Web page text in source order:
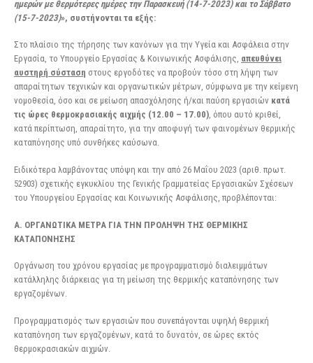
ημερών με θερμότερες ημέρες την Παρασκευή (14-7-2023) και το Σάββατο
(15-7-2023)», συστήνονται τα εξής:
Στο πλαίσιο της τήρησης των κανόνων για την Υγεία και Ασφάλεια στην
Εργασία, το Υπουργείο Εργασίας & Κοινωνικής Ασφάλισης, απευθύνει
αυστηρή σύσταση στους εργοδότες να προβούν τόσο στη λήψη των
απαραίτητων τεχνικών και οργανωτικών μέτρων, σύμφωνα με την κείμενη
νομοθεσία, όσο και σε μείωση απασχόλησης ή/και παύση εργασιών κατά
τις ώρες θερμοκρασιακής αιχμής (12.00 – 17.00), όπου αυτό κριθεί,
κατά περίπτωση, απαραίτητο, για την αποφυγή των φαινομένων θερμικής
καταπόνησης υπό συνθήκες καύσωνα.
Ειδικότερα λαμβάνοντας υπόψη και την από 26 Μαΐου 2023 (αριθ. πρωτ.
52903) σχετικής εγκυκλίου της Γενικής Γραμματείας Εργασιακών Σχέσεων
του Υπουργείου Εργασίας και Κοινωνικής Ασφάλισης, προβλέπονται:
Α. ΟΡΓΑΝΩΤΙΚΑ ΜΕΤΡΑ ΓΙΑ ΤΗΝ ΠΡΟΛΗΨΗ ΤΗΣ ΘΕΡΜΙΚΗΣ
ΚΑΤΑΠΟΝΗΣΗΣ
Οργάνωση του χρόνου εργασίας με προγραμματισμό διαλειμμάτων
κατάλληλης διάρκειας για τη μείωση της θερμικής καταπόνησης των
εργαζομένων.
Προγραμματισμός των εργασιών που συνεπάγονται υψηλή θερμική
καταπόνηση των εργαζομένων, κατά το δυνατόν, σε ώρες εκτός
θερμοκρασιακών αιχμών.